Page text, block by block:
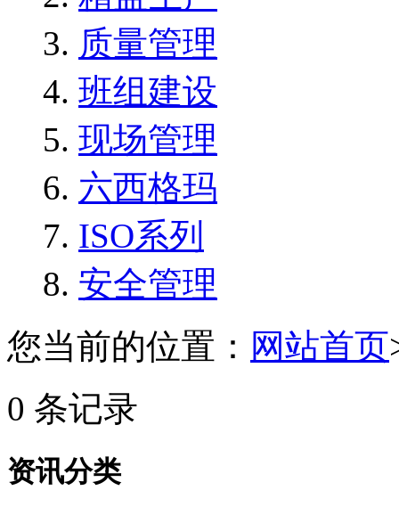
质量管理
班组建设
现场管理
六西格玛
ISO系列
安全管理
您当前的位置： 网站首页
0 条记录
资讯分类